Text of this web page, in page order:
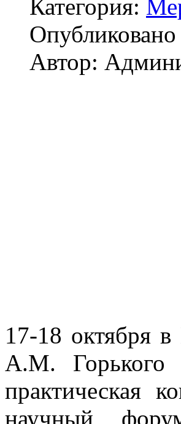
Категория:
Автор:
17-18 октября
А.М. Горького
практическая
научный